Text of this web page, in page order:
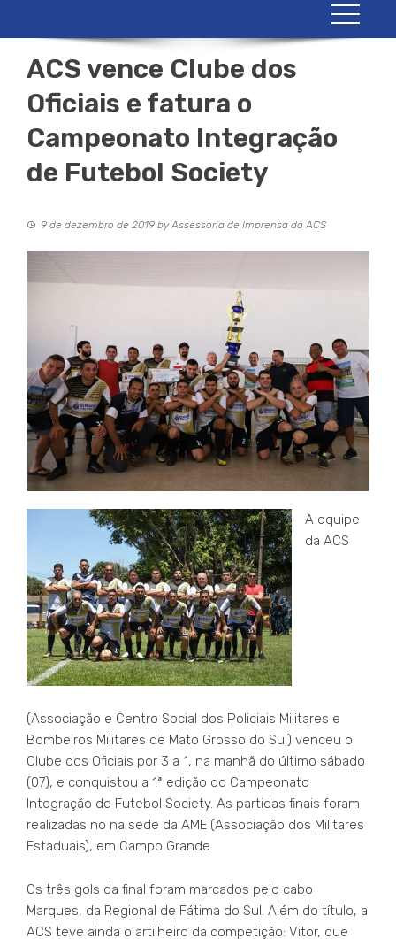
ACS vence Clube dos
Oficiais e fatura o
Campeonato Integração
de Futebol Society
9 de dezembro de 2019 byAssessoria de Imprensa da ACS
A equipe
da ACS
(Associação e Centro Social dos Policiais Militares e
Bombeiros Militares de Mato Grosso do Sul) venceu o
Clube dos Oficiais por 3 a 1, na manhã do último sábado
(07), e conquistou a 1ª edição do Campeonato
Integração de Futebol Society. As partidas finais foram
realizadas no na sede da AME (Associação dos Militares
Estaduais), em Campo Grande.
Os três gols da final foram marcados pelo cabo
Marques, da Regional de Fátima do Sul. Além do título, a
ACS teve ainda o artilheiro da competição: Vitor, que